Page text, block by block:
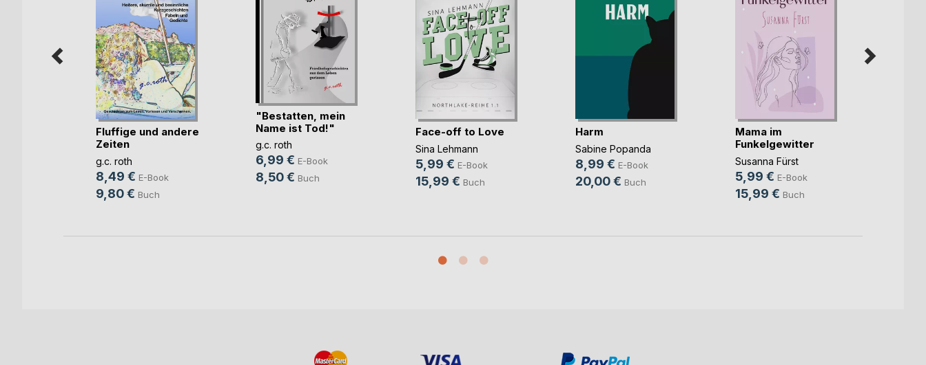
Fluffige und andere
Zeiten
g.c. roth
8,49 € E-Book
9,80 € Buch
"Bestatten, mein
Name ist Tod!"
g.c. roth
6,99 € E-Book
8,50 € Buch
Face-off to Love
Sina Lehmann
5,99 € E-Book
15,99 € Buch
Harm
Sabine Popanda
8,99 € E-Book
20,00 € Buch
Mama im
Funkelgewitter
Susanna Fürst
5,99 € E-Book
15,99 € Buch